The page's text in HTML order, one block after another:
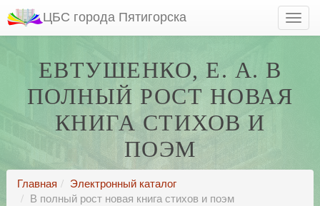
ЦБС города Пятигорска
ЕВТУШЕНКО, Е. А. В
ПОЛНЫЙ РОСТ НОВАЯ
КНИГА СТИХОВ И
ПОЭМ
Главная
Электронный каталог
В полный рост новая книга стихов и поэм